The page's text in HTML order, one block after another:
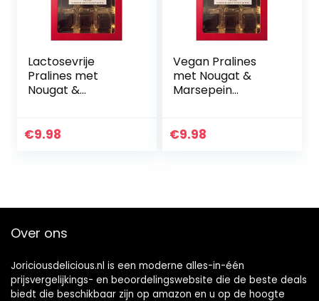
Lactosevrije
Pralines met
Nougat &
SCHOKOLADEN-
€9.98
Vegan Pralines
met Nougat &
Marsepein
MANUFAKTUR)
€9.98
Over ons
Joriciousdelicious.nl is een moderne alles-in-één
prijsvergelijkings- en beoordelingswebsite die de beste deals
biedt die beschikbaar zijn op amazon en u op de hoogte